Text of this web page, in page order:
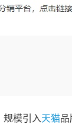
规模引入天猫品